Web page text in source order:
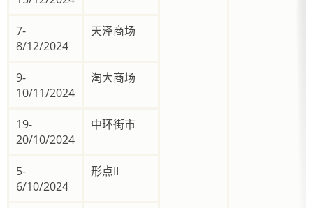
7-
8/12/2024
天泽商场
9-
10/11/2024
淘大商场
19-
20/10/2024
中环街市
5-
6/10/2024
形点II